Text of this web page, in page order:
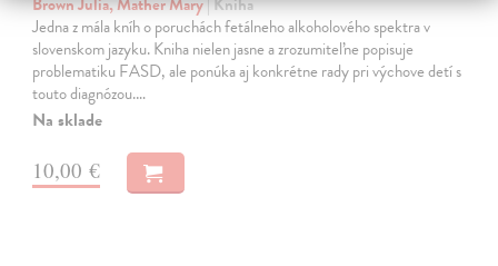
Jedna z mála kníh o poruchách fetálneho alkoholového spektra v
slovenskom jazyku. Kniha nielen jasne a zrozumiteľne popisuje
problematiku FASD, ale ponúka aj konkrétne rady pri výchove detí s
touto diagnózou.…
Na sklade
10,00 €